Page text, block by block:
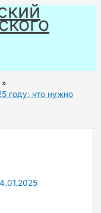
году: что нужно